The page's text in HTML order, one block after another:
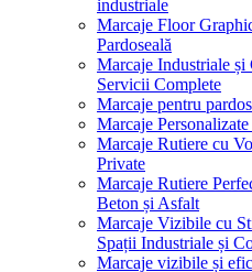
industriale
Marcaje Floor
Pardoseală
Marcaje Industriale și
Servicii Complete
Marcaje pentru
Marcaje
Marcaje Rutiere cu
Private
Marcaje Rutiere
Beton și Asfalt
Marcaje Vizibile cu
Spații Industriale și
Marcaje vizibile și